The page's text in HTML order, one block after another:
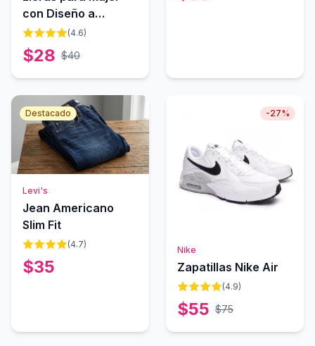
con Diseño a
Cuadros
SweatyRocks
(4.6)
$28 $40
Destacado
Levi's
Jean Americano
Slim Fit
(4.7)
$35
Agotado
-27%
Nike
Zapatillas Nike Air
(4.9)
$55 $75